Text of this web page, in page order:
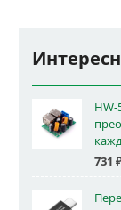
731 ₽